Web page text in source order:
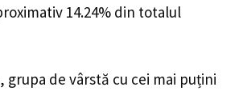
14.24% din totalul
grupa de vârstă cu cei mai puțini